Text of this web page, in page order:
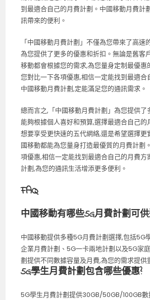
到最適合自己的月費計劃。中國移動月費計
訊帶來的便利。
「中國移動月費計劃」不僅為您帶來了高速
為您提供了更多的優惠和折扣。無論是舊客
移動都會根據您的需求,為您量身定制最優惠
您對比一下各項優惠,相信一定能找到最適合
中國移動月費計劃,定能滿足您的通訊需求。
總而言之,「中國移動月費計劃」為您提供了
能夠根據個人喜好和預算,選擇最適合自己的
想要享受更快速的五代網絡,還是希望選擇更
國移動都能為您量身打造最優質的月費計劃
項優惠,相信一定能找到最適合自己的月費方
計劃,為您的通訊生活增添更多便利。
FAQ
中國移動有哪些5G月費計劃可供
中國移動提供多種5G月費計劃選擇,包括5G
企業月費計劃、5G一卡兩地計劃以及5G家
劃提供不同數據容量及月費,為您的需求提供
5G學生月費計劃包含哪些優惠?
5G學生月費計劃提供30GB/50GB/100GB數